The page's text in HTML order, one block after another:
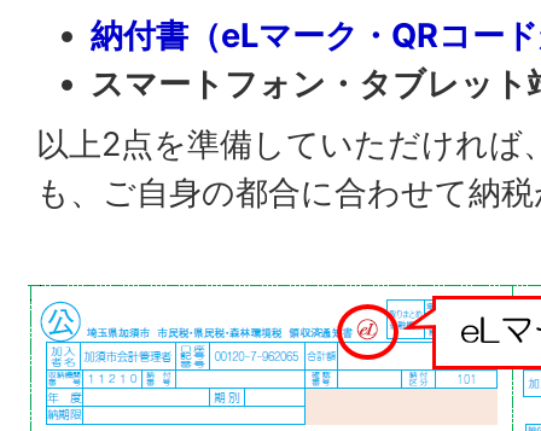
納付書（eLマーク・QRコー
スマートフォン・タブレット
以上2点を準備していただければ
も、ご自身の都合に合わせて納